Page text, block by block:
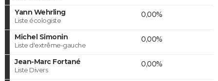
Yann Wehrling
Liste écologiste
0,00%
Michel Simonin
Liste d'extrême-gauche
0,00%
Jean-Marc Fortané
Liste Divers
0,00%